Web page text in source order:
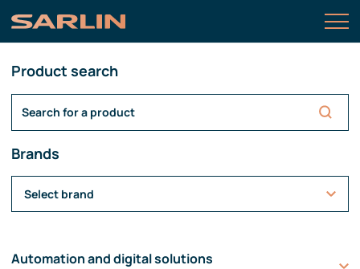
Product search
Brands
Select brand
Automation and digital solutions